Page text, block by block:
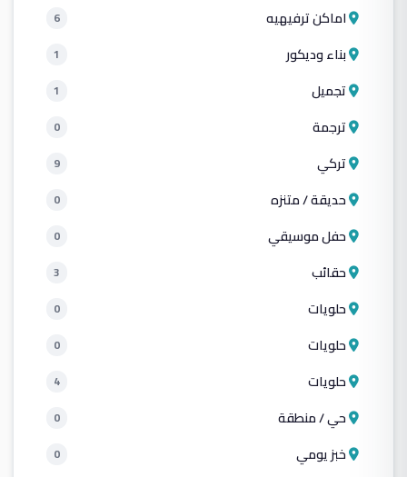
اماكن ترفيهيه 6
بناء وديكور 1
تجميل 1
ترجمة 0
تركي 9
حديقة / متنزه 0
حفل موسيقي 0
حقائب 3
حلويات 0
حلويات 0
حلويات 4
حي / منطقة 0
خبز يومي 0